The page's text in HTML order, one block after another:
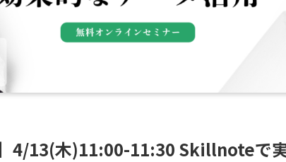
】4/13(木)11:00-11:30 Skillnoteで